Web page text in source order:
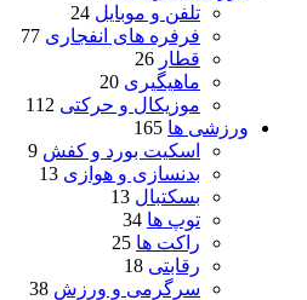
تلفن و موبایل 24
فرفره های انفجاری 77
قطار 26
ماهیگیری 20
موزیکال و حرکتی 112
ورزشی ها 165
اسکیت بورد و کفش 9
بدنسازی و هوازی 13
بسکتبال 13
توپ ها 34
راکت ها 25
رقابتی 18
سرگرمی و ورزش 38